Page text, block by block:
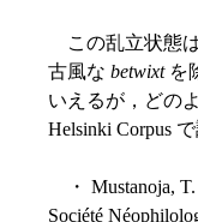
この乱立状態
古風な betwixtを
いえるが，どの
Helsinki Corpus
・ Mustanoja, T.
Société